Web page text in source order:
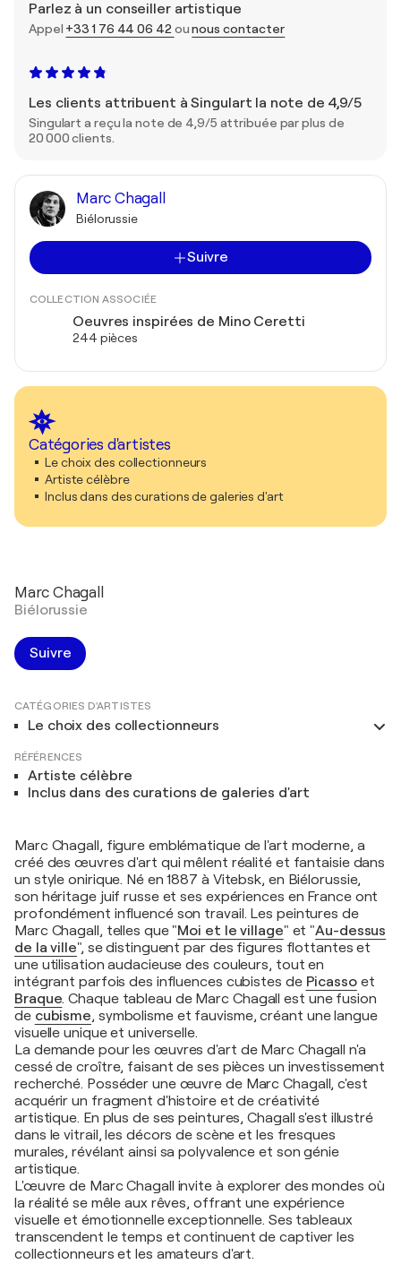
Parlez à un conseiller artistique
Appel +33 1 76 44 06 42ounous contacter
Les clients attribuent à Singulart la note de 4,9/5
Singulart a reçu la note de 4,9/5 attribuée par plus de
20 000 clients.
Marc Chagall
Biélorussie
Suivre
COLLECTION ASSOCIÉE
Oeuvres inspirées de Mino Ceretti
244 pièces
Catégories d'artistes
Le choix des collectionneurs
Artiste célèbre
Inclus dans des curations de galeries d'art
Marc Chagall
Biélorussie
Suivre
CATÉGORIES D'ARTISTES
Le choix des collectionneurs
RÉFÉRENCES
Artiste célèbre
Inclus dans des curations de galeries d'art
Marc Chagall, figure emblématique de l'art moderne, a
créé des œuvres d'art qui mêlent réalité et fantaisie dans
un style onirique. Né en 1887 à Vitebsk, en Biélorussie,
son héritage juif russe et ses expériences en France ont
profondément influencé son travail. Les peintures de
Marc Chagall, telles que "Moi et le village" et "Au-dessus
de la ville", se distinguent par des figures flottantes et
une utilisation audacieuse des couleurs, tout en
intégrant parfois des influences cubistes de Picasso et
Braque. Chaque tableau de Marc Chagall est une fusion
de cubisme, symbolisme et fauvisme, créant une langue
visuelle unique et universelle.
La demande pour les œuvres d'art de Marc Chagall n'a
cessé de croître, faisant de ses pièces un investissement
recherché. Posséder une œuvre de Marc Chagall, c'est
acquérir un fragment d'histoire et de créativité
artistique. En plus de ses peintures, Chagall s'est illustré
dans le vitrail, les décors de scène et les fresques
murales, révélant ainsi sa polyvalence et son génie
artistique.
L'œuvre de Marc Chagall invite à explorer des mondes où
la réalité se mêle aux rêves, offrant une expérience
visuelle et émotionnelle exceptionnelle. Ses tableaux
transcendent le temps et continuent de captiver les
collectionneurs et les amateurs d'art.